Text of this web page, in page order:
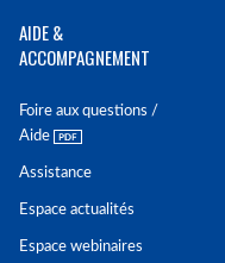
AIDE &
ACCOMPAGNEMENT
Foire aux questions /
Aide
Assistance
Espace actualités
Espace webinaires